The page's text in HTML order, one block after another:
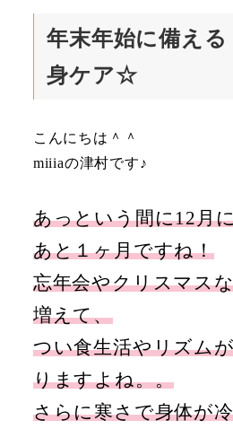
年末年始に備え
身ケア☆
こんにちは＾＾
miiiaの津村です♪
あっという間に12月
あと１ヶ月ですね！
忘年会やクリスマス
増えて、
つい食生活やリズム
りますよね。。
さらに寒さで身体が